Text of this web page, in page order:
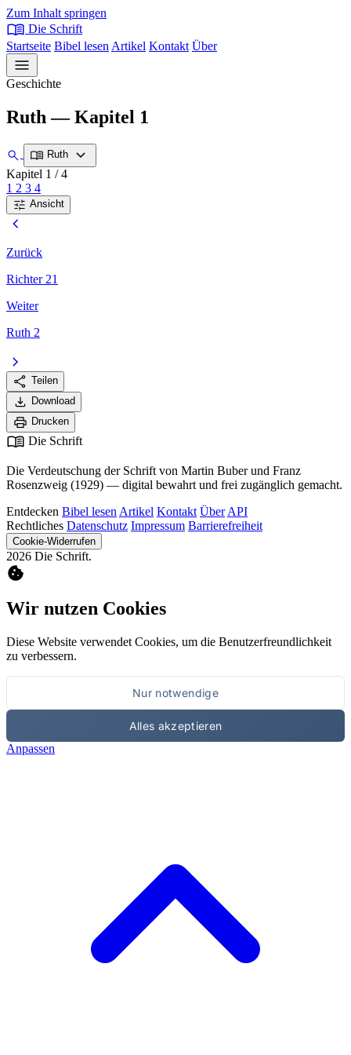
Zum Inhalt springen
menu_book Die Schrift
Startseite Bibel lesen Artikel Kontakt Über
menu
Geschichte
Ruth — Kapitel 1
search menu_book Ruth expand_more
Kapitel 1 / 4
1 2 3 4
tune Ansicht
chevron_left
Zurück
Richter 21
Weiter
Ruth 2
chevron_right
share Teilen
download Download
print Drucken
menu_book Die Schrift
Die Verdeutschung der Schrift von Martin Buber und Franz
Rosenzweig (1929) — digital bewahrt und frei zugänglich gemacht.
Entdecken Bibel lesen Artikel Kontakt Über API
Rechtliches Datenschutz Impressum Barrierefreiheit
Cookie-Widerrufen
2026 Die Schrift.
cookie
Wir nutzen Cookies
Diese Website verwendet Cookies, um die Benutzerfreundlichkeit
zu verbessern.
Nur notwendige
Alles akzeptieren
Anpassen